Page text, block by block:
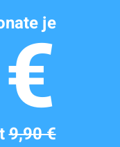
je
9,90 €